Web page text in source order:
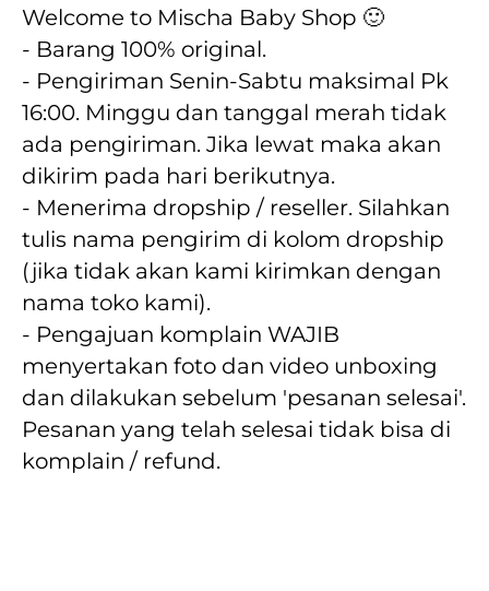
Welcome to Mischa Baby Shop 🙂
- Barang 100% original.
- Pengiriman Senin-Sabtu maksimal Pk
16:00. Minggu dan tanggal merah tidak
ada pengiriman. Jika lewat maka akan
dikirim pada hari berikutnya.
- Menerima dropship / reseller. Silahkan
tulis nama pengirim di kolom dropship
(jika tidak akan kami kirimkan dengan
nama toko kami).
- Pengajuan komplain WAJIB
menyertakan foto dan video unboxing
dan dilakukan sebelum 'pesanan selesai'.
Pesanan yang telah selesai tidak bisa di
komplain / refund.